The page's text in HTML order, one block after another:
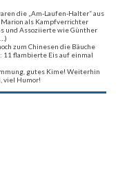
die „Am-Laufen-Halter“ aus
Marion als Kampfverrichter
und Assoziierte wie Günther
zum Chinesen die Bäuche
flambierte Eis auf einmal
gutes Kime! Weiterhin
viel Humor!